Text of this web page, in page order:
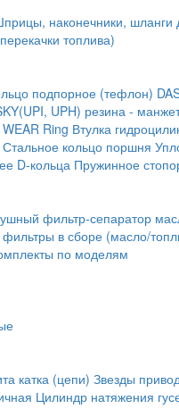
наконечники, шланги
топлива)
подпорное (тефлон)
UPH) резина -
Ring Втулка
Стальное кольцо поршня
D-кольца Пружинное
фильтр-сепаратор
в сборе (масло/
по моделям
катка (цепи) Звезды
Цилиндр натяжения